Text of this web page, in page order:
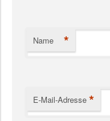
Name *
E-Mail-Adresse *